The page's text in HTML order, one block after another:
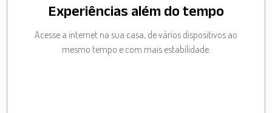
Experiências além do tempo
Acesse a internet na sua casa, de vários dispositivos ao
mesmo tempo e com mais estabilidade.